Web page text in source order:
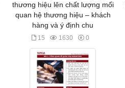
thương hiệu lên chất lượng mối
quan hệ thương hiệu – khách
hàng và ý định chu
15 1630 0